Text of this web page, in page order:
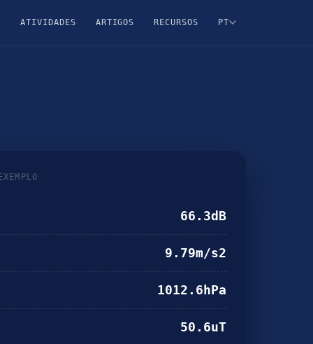
ATIVIDADES ARTIGOS RECURSOS PT
60.9dB
9.78m/s2
1013.0 hPa
49.3uT